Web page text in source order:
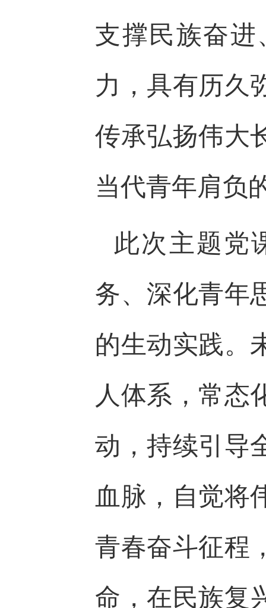
支撑民族奋
力，具有历久
传承弘扬伟大
当代青年肩负
此次主题党
务、深化青年
的生动实践。
人体系，常态
动，持续引导
血脉，自觉将
青春奋斗征程
命，在民族复